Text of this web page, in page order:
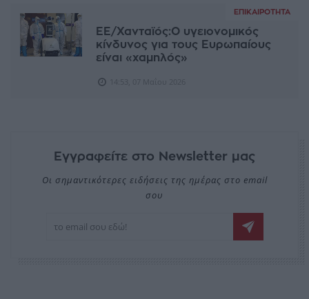
ΕΠΙΚΑΙΡΌΤΗΤΑ
ΕΕ/Χανταϊός:Ο υγειονομικός
κίνδυνος για τους Ευρωπαίους
είναι «χαμηλός»
Εγγραφείτε στο Newsletter μας
Οι σημαντικότερες ειδήσεις της ημέρας στο email
σου